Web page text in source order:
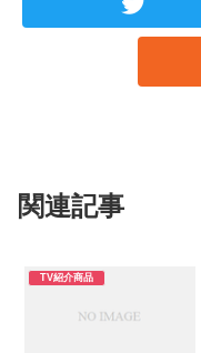
関連記事
TV紹介商品